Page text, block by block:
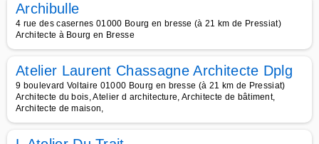
Archibulle
4 rue des casernes 01000 Bourg en bresse (à 21 km de Pressiat)
Architecte à Bourg en Bresse
Atelier Laurent Chassagne Architecte Dplg
9 boulevard Voltaire 01000 Bourg en bresse (à 21 km de Pressiat)
Architecte du bois, Atelier d architecture, Architecte de bâtiment,
Architecte de maison,